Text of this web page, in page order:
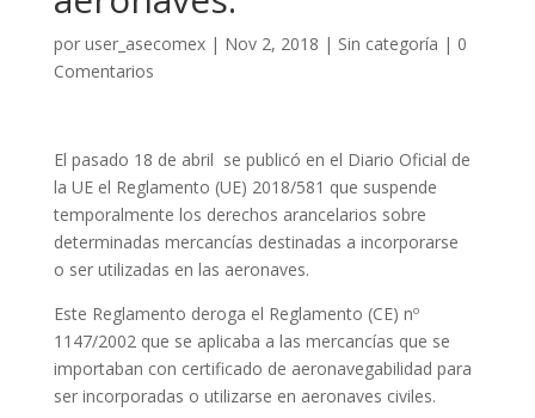
por user_asecomex| Nov 2, 2018 | Sin categoría | 0
Comentarios
El pasado 18 de abril se publicó en el Diario Oficial de
la UE el Reglamento (UE) 2018/581 que suspende
temporalmente los derechos arancelarios sobre
determinadas mercancías destinadas a incorporarse
o ser utilizadas en las aeronaves.
Este Reglamento deroga el Reglamento (CE) nº
1147/2002 que se aplicaba a las mercancías que se
importaban con certificado de aeronavegabilidad para
ser incorporadas o utilizarse en aeronaves civiles.